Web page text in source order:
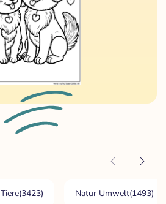
Tiere(3423) Natur Umwelt(1493)